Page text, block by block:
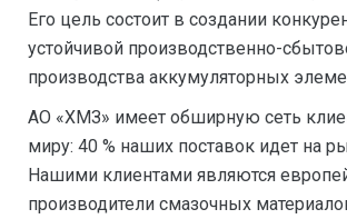
Его цель состоит в создании
устойчивой производственно-
производства аккумуляторных
АО «ХМЗ» имеет обширную сеть
миру: 40 % наших поставок идет на
Нашими клиентами являются
производители смазочных